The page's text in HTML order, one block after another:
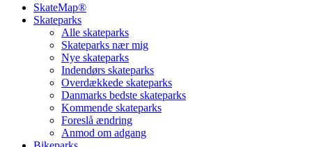
SkateMap®
Skateparks
Alle skateparks
Skateparks nær mig
Nye skateparks
Indendørs skateparks
Overdækkede skateparks
Danmarks bedste skateparks
Kommende skateparks
Foreslå ændring
Anmod om adgang